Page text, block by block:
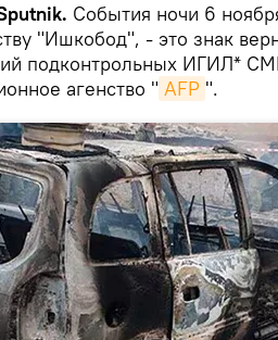
События ночи 6
"Ишкобод", - это знак
подконтрольных ИГИЛ*
агенство " AFP ".